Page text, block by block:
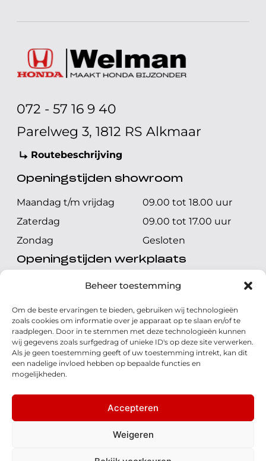
Beheer toestemming
Om de beste ervaringen te bieden, gebruiken wij technologieën
zoals cookies om informatie over je apparaat op te slaan en/of te
raadplegen. Door in te stemmen met deze technologieën kunnen
wij gegevens zoals surfgedrag of unieke ID's op deze site verwerken.
Als je geen toestemming geeft of uw toestemming intrekt, kan dit
een nadelige invloed hebben op bepaalde functies en
mogelijkheden.
Accepteren
Weigeren
072 - 57 16 9 40
Parelweg 3, 1812 RS Alkmaar
Routebeschrijving
Openingstijden showroom
Maandag t/m vrijdag
09.00 tot 18.00 uur
Zaterdag
09.00 tot 17.00 uur
Zondag
Gesloten
Openingstijden werkplaats
Maandag t/m vrijdag
08.00 tot 17.00 uur
Zondag
Gesloten
Volg ons
© 2026 - Honda Welman